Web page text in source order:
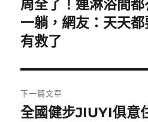
導
覽
篇
文
章:
周全了！連淋浴間
一躺，網友：天天
有救了
下一篇文章
下
全國健步JIUYI俱意